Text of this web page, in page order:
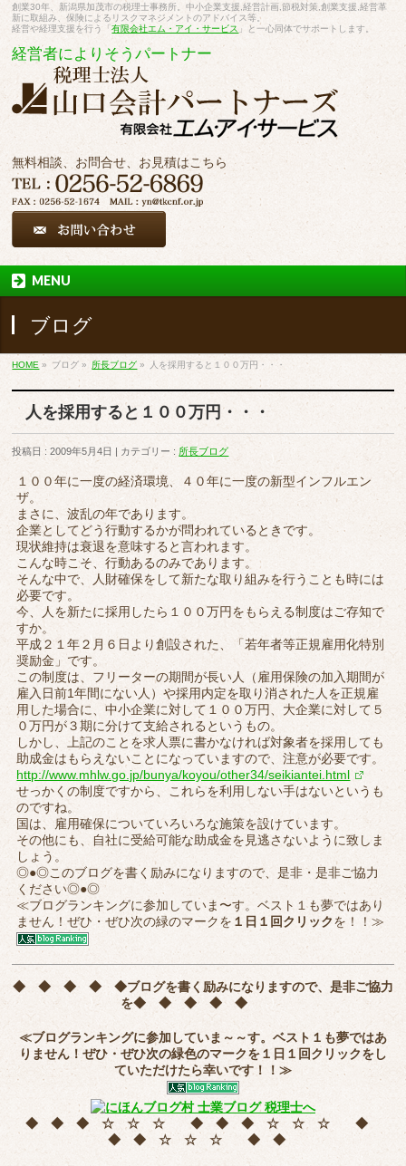
創業30年、新潟県加茂市の税理士事務所。中小企業支援,経営計画,節税対策,創業支援,経営革
新に取組み、保険によるリスクマネジメントのアドバイス等。
経営や経理支援を行う「有限会社エム・アイ・サービス 」と一心同体でサポートします。
経営者によりそうパートナー
無料相談、お問合せ、お見積はこちら
MENU
ブログ
HOME » ブログ » 所長ブログ » 人を採用すると１００万円・・・
人を採用すると１００万円・・・
投稿日 : 2009年5月4日 カテゴリー : 所長ブログ
１００年に一度の経済環境、４０年に一度の新型インフルエン
ザ。
まさに、波乱の年であります。
企業としてどう行動するかが問われているときです。
現状維持は衰退を意味すると言われます。
こんな時こそ、行動あるのみであります。
そんな中で、人財確保をして新たな取り組みを行うことも時には
必要です。
今、人を新たに採用したら１００万円をもらえる制度はご存知で
すか。
平成２１年２月６日より創設された、「若年者等正規雇用化特別
奨励金」です。
この制度は、フリーターの期間が長い人（雇用保険の加入期間が
雇入日前1年間にない人）や採用内定を取り消された人を正規雇
用した場合に、中小企業に対して１００万円、大企業に対して５
０万円が３期に分けて支給されるというもの。
しかし、上記のことを求人票に書かなければ対象者を採用しても
助成金はもらえないことになっていますので、注意が必要です。
http://www.mhlw.go.jp/bunya/koyou/other34/seikiantei.html
せっかくの制度ですから、これらを利用しない手はないというも
のですね。
国は、雇用確保についていろいろな施策を設けています。
その他にも、自社に受給可能な助成金を見逃さないように致しま
しょう。
◎●◎このブログを書く励みになりますので、是非・是非ご協力
ください◎●◎
≪ブログランキングに参加していま〜す。ベスト１も夢ではあり
ません！ぜひ・ぜひ次の緑のマークを １日１回クリックを！！≫
◆ ◆ ◆ ◆ ◆ブログを書く励みになりますので、是非ご協力
を◆ ◆ ◆ ◆ ◆
≪ブログランキングに参加していま～～す。ベスト１も夢ではあ
りません！ぜひ・ぜひ次の緑色のマークを１日１回クリックをし
ていただけたら幸いです！！≫
◆ ◆ ◆ ☆ ☆ ☆ ◆ ◆ ◆ ☆ ☆ ☆ ◆
◆ ◆ ☆ ☆ ☆ ◆ ◆